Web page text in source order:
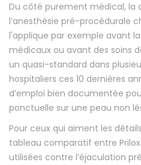
Du côté purement médical, la
l’anesthésie pré-procédurale
l'applique par exemple avant
médicaux ou avant des soins
un quasi-standard dans
hospitaliers ces 10 dernières
d’emploi bien documentée
ponctuelle sur une peau non
Pour ceux qui aiment les
tableau comparatif entre
utilisées contre l’éjaculation